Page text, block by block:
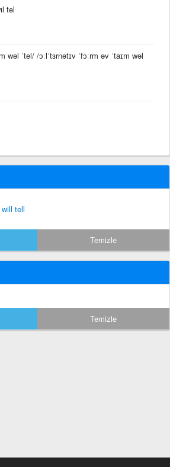
tel
wəl ˈtel/ /ɔːlˈtɜrnətɪv ˈfɔːrm əv ˈtaɪm wəl
tell
Temizle
Temizle